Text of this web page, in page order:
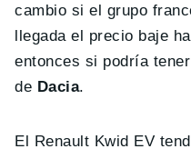
cambio si el grupo
llegada el precio baje
entonces si podría
de Dacia.
El Renault Kwid EV